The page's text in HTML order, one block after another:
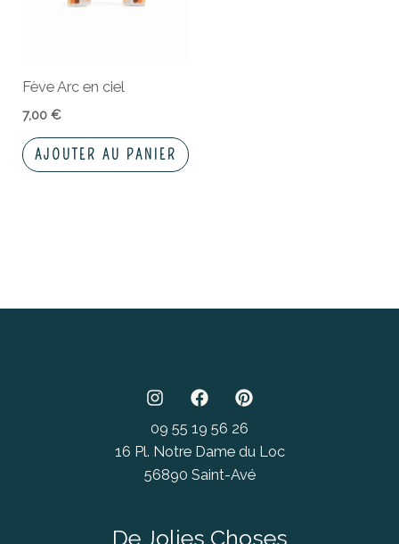
Fève Arc en ciel
7,00€
AJOUTER AU PANIER
09 55 19 56 26
16 Pl. Notre Dame du Loc
56890 Saint-Avé
De Jolies Choses